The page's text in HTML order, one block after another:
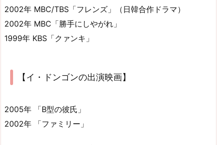
2002年 MBC/TBS「フレンズ」（日韓合作ドラマ）
2002年 MBC「勝手にしやがれ」
1999年 KBS「クァンキ」
【イ・ドンゴンの出演映画】
2005年 「B型の彼氏」
2002年 「ファミリー」